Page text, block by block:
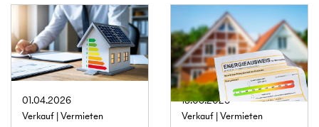
01.04.2026
Verkauf Vermieten
18.03.2026
Verkauf Vermieten